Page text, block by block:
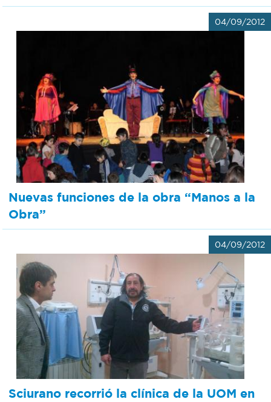
04/09/2012
Nuevas funciones de la obra “Manos a la
Obra”
04/09/2012
Sciurano recorrió la clínica de la UOM en